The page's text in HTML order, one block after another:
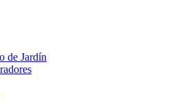
de Jardín